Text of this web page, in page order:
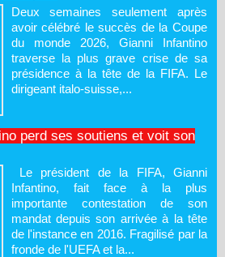
Deux semaines seulement après
avoir célébré le succès de la Coupe
du monde 2026, Gianni Infantino
traverse la plus grave crise de sa
présidence à la tête de la FIFA. Le
dirigeant italo-suisse,...
perd ses soutiens et voit son
Le président de la FIFA, Gianni
Infantino, fait face à la plus
importante contestation de son
mandat depuis son arrivée à la tête
de l'instance en 2016. Fragilisé par la
fronde de l'UEFA et la...